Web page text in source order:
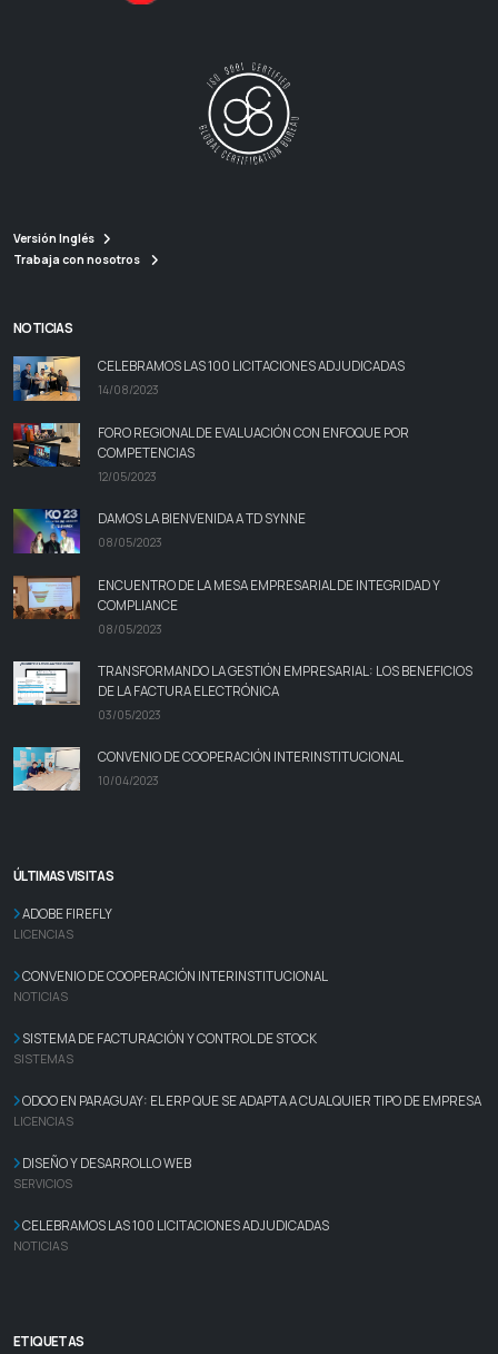
Versión Inglés
Trabaja con nosotros
NOTICIAS
CELEBRAMOS LAS 100 LICITACIONES ADJUDICADAS
14/08/2023
FORO REGIONAL DE EVALUACIÓN CON ENFOQUE POR
COMPETENCIAS
12/05/2023
DAMOS LA BIENVENIDA A TD SYNNE
08/05/2023
ENCUENTRO DE LA MESA EMPRESARIAL DE INTEGRIDAD Y
COMPLIANCE
08/05/2023
TRANSFORMANDO LA GESTIÓN EMPRESARIAL: LOS BENEFICIOS
DE LA FACTURA ELECTRÓNICA
03/05/2023
CONVENIO DE COOPERACIÓN INTERINSTITUCIONAL
10/04/2023
ÚLTIMAS VISITAS
ADOBE FIREFLY
LICENCIAS
CONVENIO DE COOPERACIÓN INTERINSTITUCIONAL
NOTICIAS
SISTEMA DE FACTURACIÓN Y CONTROL DE STOCK
SISTEMAS
ODOO EN PARAGUAY: EL ERP QUE SE ADAPTA A CUALQUIER TIPO DE EMPRESA
LICENCIAS
DISEÑO Y DESARROLLO WEB
SERVICIOS
CELEBRAMOS LAS 100 LICITACIONES ADJUDICADAS
NOTICIAS
ETIQUETAS